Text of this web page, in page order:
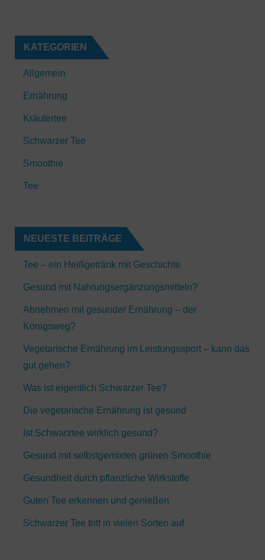
KATEGORIEN
Allgemein
Ernährung
Kräutertee
Schwarzer Tee
Smoothie
Tee
NEUESTE BEITRÄGE
Tee – ein Heißgetränk mit Geschichte
Gesund mit Nahrungsergänzungsmitteln?
Abnehmen mit gesunder Ernährung – der
Königsweg?
Vegetarische Ernährung im Leistungssport – kann das
gut gehen?
Was ist eigentlich Schwarzer Tee?
Die vegetarische Ernährung ist gesund
Ist Schwarztee wirklich gesund?
Gesund mit selbstgemixten grünen Smoothie
Gesundheit durch pflanzliche Wirkstoffe
Guten Tee erkennen und genießen
Schwarzer Tee tritt in vielen Sorten auf